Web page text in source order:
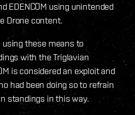
EDENCOM using unintended
Drone content.
these means to
with the Triglavian
is considered an exploit and
had been doing so to refrain
standings in this way.